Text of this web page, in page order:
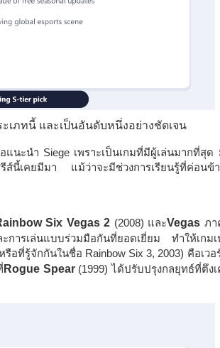
เภทนี้ และเป็นอันดับหนึ่งอย่างชัดเจน
นะนำ Siege เพราะเป็นเกมที่มีผู้เล่นมากที่สุด
เคยมีมา แม้ว่าจะมีช่วงการเรียนรู้ที่ค่อนข้า
Six Vegas 2 (2008) และVegas ภา
การเล่นแบบร่วมมือกันที่ยอดเยี่ยม ทำให้เกมเ
รือที่รู้จักกันในชื่อ Rainbow Six 3, 2003) คือเว
Rogue Spear(1999) ได้ปรับปรุงกลยุทธ์ที่ตึงเ